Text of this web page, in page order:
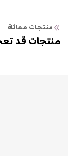
منتجات مماثلة
منتجات قد